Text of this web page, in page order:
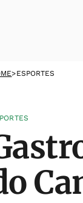
>ESPORTES